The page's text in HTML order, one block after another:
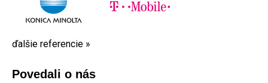
ďalšie referencie »
Povedali o nás